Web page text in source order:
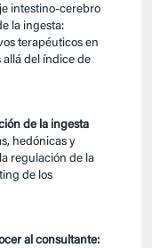
intestino-cerebro
la ingesta:
terapéuticos en
allá del índice de
de la ingesta
hedónicas y
regulación de la
de los
al consultante: